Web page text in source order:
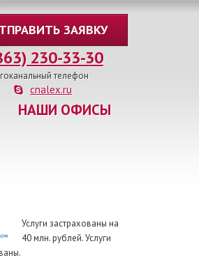
ЗАЯВКУ
230-33-30
телефон
cnalex.ru
НАШИ ОФИСЫ
Услуги застрахованы на
40 млн. рублей. Услуги